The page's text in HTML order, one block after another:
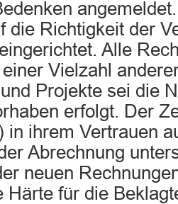
die Richtigkeit der
Alle
Vielzahl
Projekte sei die
erfolgt. Der
in ihrem Vertrauen
Abrechnung
neuen
Härte für die